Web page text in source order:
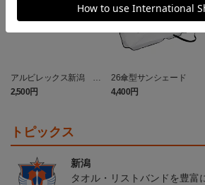
アルビレックス新潟 ピ
カチュウ タオルマフラー
2,500円
26傘型サンシェード
4,400円
トピックス
新潟
タオル・リストバンドを豊富